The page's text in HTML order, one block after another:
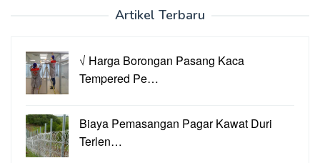
Artikel Terbaru
√ Harga Borongan Pasang Kaca
Tempered Pe…
Biaya Pemasangan Pagar Kawat Duri
Terlen…